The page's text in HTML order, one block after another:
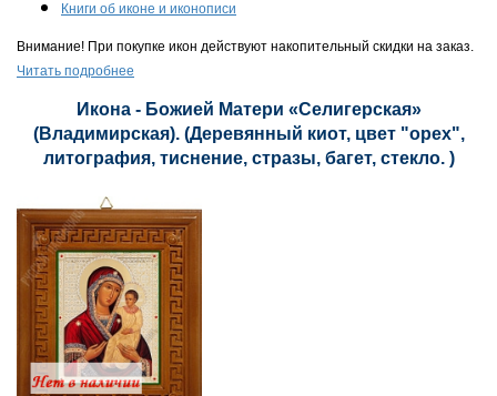
Книги об иконе и иконописи
Внимание! При покупке икон действуют накопительный скидки на заказ.
Читать подробнее
Икона - Божией Матери «Селигерская»
(Владимирская). (Деревянный киот, цвет "орех",
литография, тиснение, стразы, багет, стекло. )